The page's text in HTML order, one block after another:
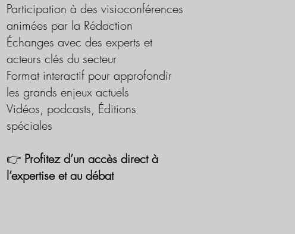
Participation à des visioconférences
animées par la Rédaction
Échanges avec des experts et
acteurs clés du secteur
Format interactif pour approfondir
les grands enjeux actuels
Vidéos, podcasts, Éditions
spéciales
👉 Profitez d’un accès direct à
l’expertise et au débat